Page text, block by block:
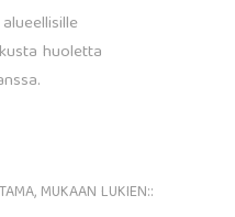
huoletta
MUKAAN LUKIEN::